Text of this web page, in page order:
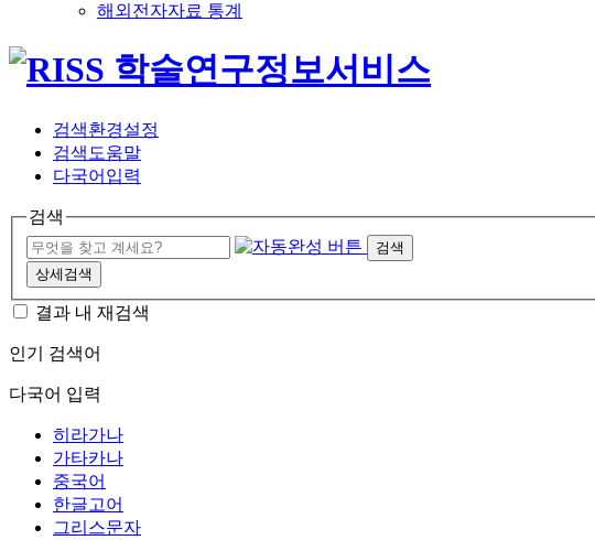
해외전자자료 통계
검색환경설정
검색도움말
다국어입력
검색
검색
상세검색
결과 내 재검색
인기 검색어
다국어 입력
히라가나
가타카나
중국어
한글고어
그리스문자